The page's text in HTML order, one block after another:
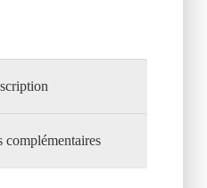
complémentaires